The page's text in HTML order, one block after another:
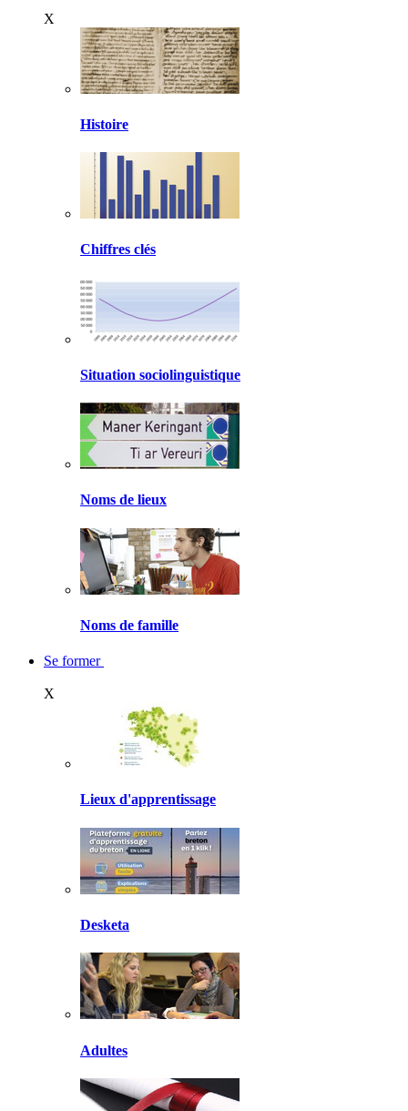
X
Histoire
Chiffres clés
Situation sociolinguistique
Noms de lieux
Noms de famille
Se former
X
Lieux d'apprentissage
Desketa
Adultes